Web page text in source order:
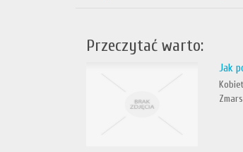
Przeczytać warto:
Jak